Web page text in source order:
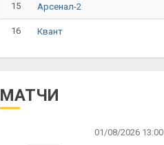
15 Арсенал-2
16 Квант
МАТЧИ
01/08/2026 13:00